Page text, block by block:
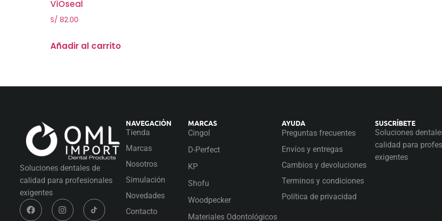
ViOseal
S/ 82.00
Añadir al carrito
Soluciones dentales de
calidad para profesionales
exigentes
NAVEGACIÓN
Tienda
Marcas
Nosotros
Simulación
Novedades
Contacto
MARCAS
Cingol
D-Perfect
KP
Shofu
Woodpecker
Materiales Odontológicos
AYUDA
Preguntas frecuentes
Envíos y entregas
Cambios y devoluciones
Terminos y condiciones
Política de privacidad
SUSCRÍBETE
Soluciones
calidad para
exigentes